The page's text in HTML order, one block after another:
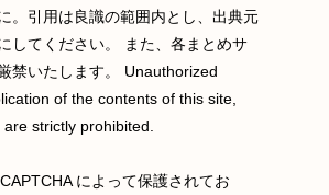
。引用は良識の範囲内とし、出典元
してください。 また、各まとめサ
禁いたします。 Unauthorized
of the contents of this site,
strictly prohibited.
によって保護されてお